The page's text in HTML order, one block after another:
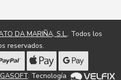
DA MARIÑA, S.L.. Todos los
reservados.
. Tecnología